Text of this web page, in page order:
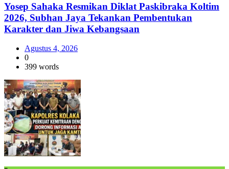
Yosep Sahaka Resmikan Diklat Paskibraka Koltim
2026, Subhan Jaya Tekankan Pembentukan
Karakter dan Jiwa Kebangsaan
Agustus 4, 2026
0
399 words